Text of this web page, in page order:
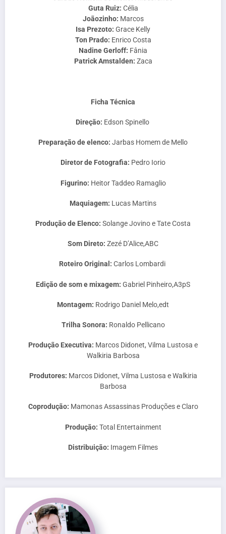
Guta Ruiz: Célia
Joãozinho: Marcos
Isa Prezoto: Grace Kelly
Ton Prado: Enrico Costa
Nadine Gerloff: Fânia
Patrick Amstalden: Zaca
Ficha Técnica
Direção: Edson Spinello
Preparação de elenco: Jarbas Homem de Mello
Diretor de Fotografia: Pedro Iorio
Figurino: Heitor Taddeo Ramaglio
Maquiagem: Lucas Martins
Produção de Elenco: Solange Jovino e Tate Costa
Som Direto: Zezé D’Alice,ABC
Roteiro Original: Carlos Lombardi
Edição de som e mixagem: Gabriel Pinheiro,A3pS
Montagem: Rodrigo Daniel Melo,edt
Trilha Sonora: Ronaldo Pellicano
Produção Executiva: Marcos Didonet, Vilma Lustosa e
Walkiria Barbosa
Produtores: Marcos Didonet, Vilma Lustosa e Walkiria
Barbosa
Coprodução: Mamonas Assassinas Produções e Claro
Produção: Total Entertainment
Distribuição: Imagem Filmes